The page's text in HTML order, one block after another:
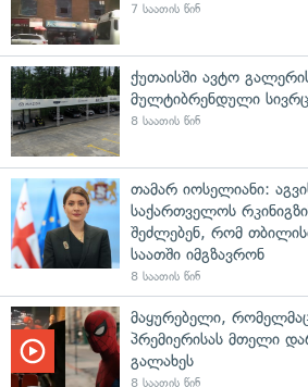
7 საათის წინ
ქუთაისში ავტო
მულტიბრენდული
8 საათის წინ
თამარ იოსელიანი:
საქართველოს
შეძლებენ, რომ
საათში იმგზავრონ
8 საათის წინ
მაყურებელი,
პრემიერისას მთელი
გალახეს
8 საათის წინ